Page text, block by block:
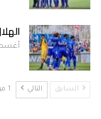
أغسطس
السابق التالي 1 من 2٬826